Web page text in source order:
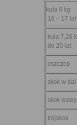
kula 6 kg
16 – 17 lat
kula 7,26
do 20 lat
oszczep
skok w dal
skok
trójskok